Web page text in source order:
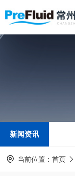
新闻资讯
当前位置： 首页